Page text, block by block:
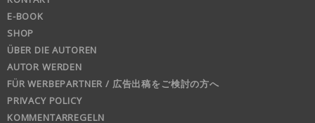
E-BOOK
SHOP
ÜBER DIE AUTOREN
AUTOR WERDEN
FÜR WERBEPARTNER / 広告出稿をご検討の方へ
PRIVACY POLICY
KOMMENTARREGELN